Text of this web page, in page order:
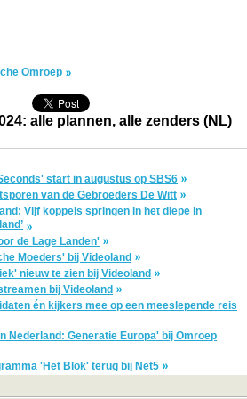
Omroep
alle plannen, alle zenders (NL)
start in augustus op SBS6
van de Gebroeders De Witt
Vijf koppels springen in het diepe in
de Lage Landen'
Moeders' bij Videoland
nieuw te zien bij Videoland
bij Videoland
én kijkers mee op een meeslepende reis
Nederland: Generatie Europa' bij Omroep
'Het Blok' terug bij Net5